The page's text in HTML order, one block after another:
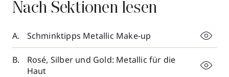
Nach Sektionen lesen
Schminktipps Metallic Make-up
Rosé, Silber und Gold: Metallic für die
Haut